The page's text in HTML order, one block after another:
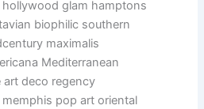
glam hamptons
biophilic southern
maximalis
Mediterranean
art deco regency
memphis pop art oriental